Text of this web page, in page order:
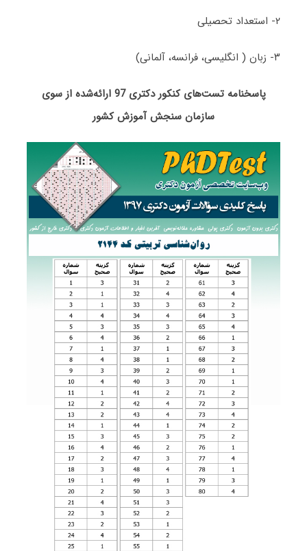
۲- استعداد تحصیلی
۳- زبان ( انگلیسی، فرانسه، آلمانی)
پاسخنامه تست‌های کنکور دکتری 97 ارائه‌شده از سوی
سازمان سنجش آموزش کشور